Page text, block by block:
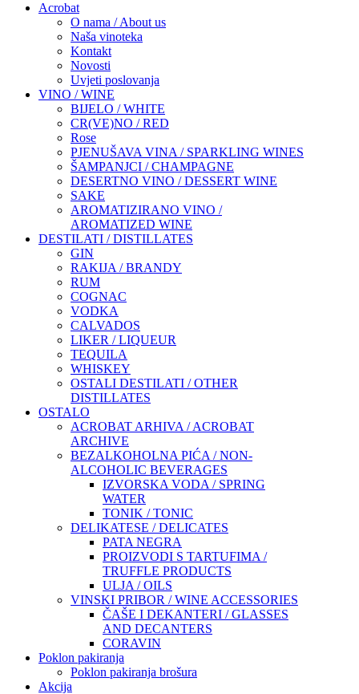
Acrobat
O nama / About us
Naša vinoteka
Kontakt
Novosti
Uvjeti poslovanja
VINO / WINE
BIJELO / WHITE
CR(VE)NO / RED
Rose
PJENUŠAVA VINA / SPARKLING WINES
ŠAMPANJCI / CHAMPAGNE
DESERTNO VINO / DESSERT WINE
SAKE
AROMATIZIRANO VINO /
AROMATIZED WINE
DESTILATI / DISTILLATES
GIN
RAKIJA / BRANDY
RUM
COGNAC
VODKA
CALVADOS
LIKER / LIQUEUR
TEQUILA
WHISKEY
OSTALI DESTILATI / OTHER
DISTILLATES
OSTALO
ACROBAT ARHIVA / ACROBAT
ARCHIVE
BEZALKOHOLNA PIĆA / NON-
ALCOHOLIC BEVERAGES
IZVORSKA VODA / SPRING
WATER
TONIK / TONIC
DELIKATESE / DELICATES
PATA NEGRA
PROIZVODI S TARTUFIMA /
TRUFFLE PRODUCTS
ULJA / OILS
VINSKI PRIBOR / WINE ACCESSORIES
ČAŠE I DEKANTERI / GLASSES
AND DECANTERS
CORAVIN
Poklon pakiranja
Poklon pakiranja brošura
Akcija